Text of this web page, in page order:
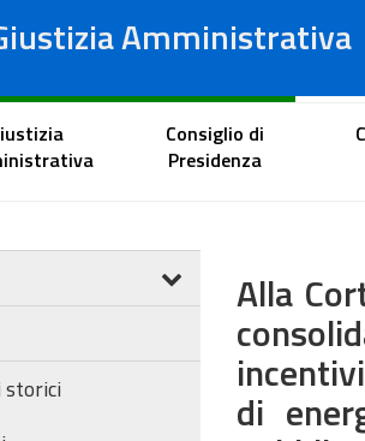
Amministrativa
Amministrativi Regionali
Portale del cittadinoConsiglio di
Presidenza
storici
Alla
di